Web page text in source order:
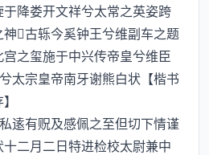
降娄开文祥兮太常之英姿跨
古轹今奚钟王兮维副车之题
之玺施于中兴传帝皇兮维臣
太宗皇帝南牙谢熊白状【楷书
有贶及感佩之至但切下情谨
二月二日特进检校太尉兼中